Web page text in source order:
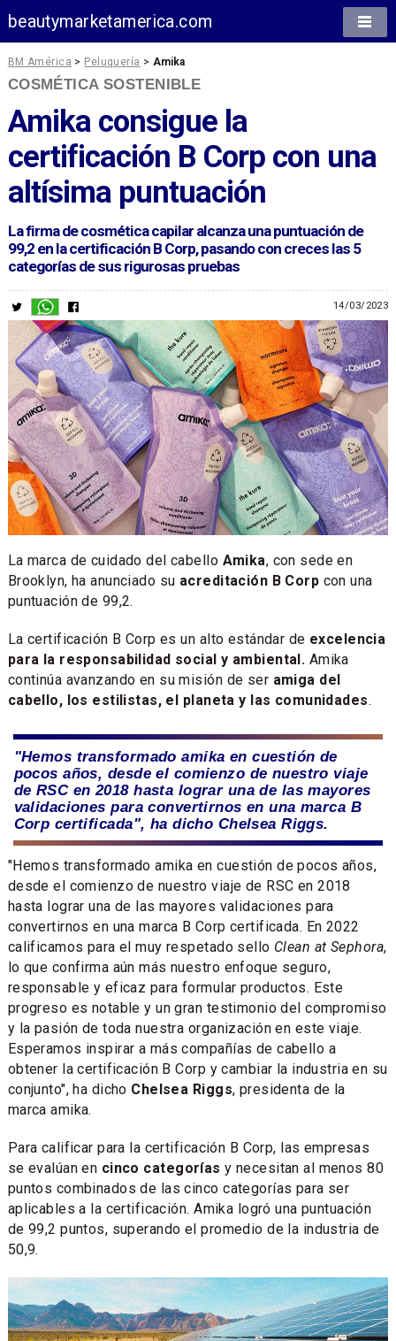
beautymarketamerica.com
BM América > Peluquería > Amika
COSMÉTICA SOSTENIBLE
Amika consigue la
certificación B Corp con una
altísima puntuación
La firma de cosmética capilar alcanza una puntuación de
99,2 en la certificación B Corp, pasando con creces las 5
categorías de sus rigurosas pruebas
14/03/2023
La marca de cuidado del cabello Amika, con sede en
Brooklyn, ha anunciado su acreditación B Corp con una
puntuación de 99,2.
La certificación B Corp es un alto estándar de excelencia
para la responsabilidad social y ambiental. Amika
continúa avanzando en su misión de ser amiga del
cabello, los estilistas, el planeta y las comunidades.
"Hemos transformado amika en cuestión de
pocos años, desde el comienzo de nuestro viaje
de RSC en 2018 hasta lograr una de las mayores
validaciones para convertirnos en una marca B
Corp certificada", ha dicho Chelsea Riggs.
"Hemos transformado amika en cuestión de pocos años,
desde el comienzo de nuestro viaje de RSC en 2018
hasta lograr una de las mayores validaciones para
convertirnos en una marca B Corp certificada. En 2022
calificamos para el muy respetado sello Clean at Sephora,
lo que confirma aún más nuestro enfoque seguro,
responsable y eficaz para formular productos. Este
progreso es notable y un gran testimonio del compromiso
y la pasión de toda nuestra organización en este viaje.
Esperamos inspirar a más compañías de cabello a
obtener la certificación B Corp y cambiar la industria en su
conjunto", ha dicho Chelsea Riggs, presidenta de la
marca amika.
Para calificar para la certificación B Corp, las empresas
se evalúan en cinco categorías y necesitan al menos 80
puntos combinados de las cinco categorías para ser
aplicables a la certificación. Amika logró una puntuación
de 99,2 puntos, superando el promedio de la industria de
50,9.